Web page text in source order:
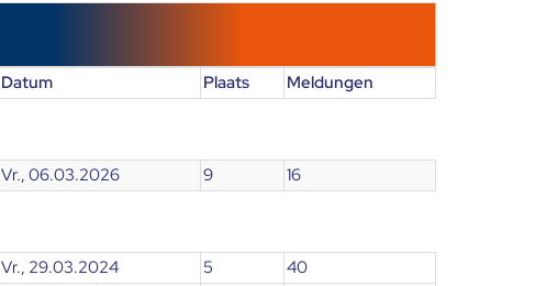
Datum Plaats Meldungen
Vr., 06.03.2026 9 16
Vr., 29.03.2024 5
40